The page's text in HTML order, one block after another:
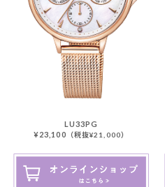
LU33PG
¥23,100 （税抜¥21,000）